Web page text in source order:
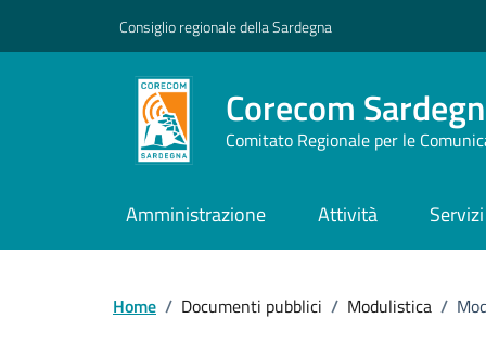
Consiglio regionale della Sardegna
Corecom
Comitato Regionale per le
Amministrazione Attività Servizi
Home / Documenti pubblici / Modulistica /